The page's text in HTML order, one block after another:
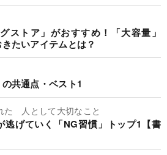
ストア」がおすすめ！「大容量」
たいアイテムとは？
共通点・ベスト1
た 人として大切なこと
逃げていく「NG習慣」トップ1【書